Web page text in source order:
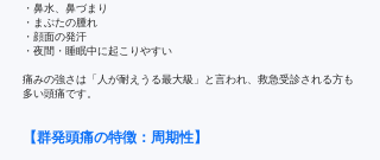
・鼻水、鼻づまり
・まぶたの腫れ
・顔面の発汗
・夜間・睡眠中に起こりやすい
痛みの強さは「人が耐えうる最大級」と言われ、救急受診される方も
多い頭痛です。
【群発頭痛の特徴：周期性】